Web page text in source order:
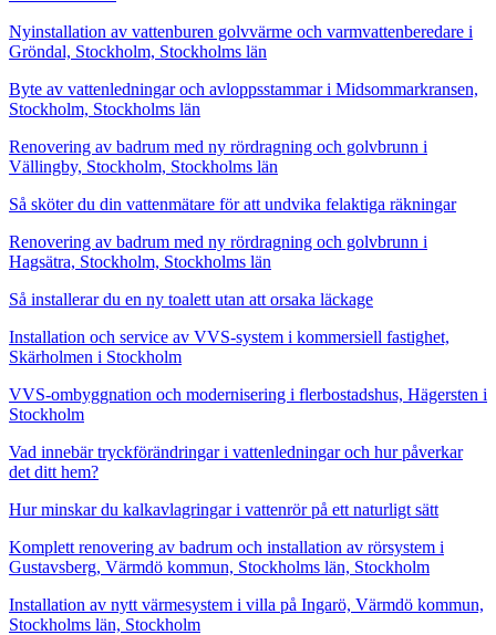
Nyinstallation av vattenburen golvvärme och varmvattenberedare i
Gröndal, Stockholm, Stockholms län
Byte av vattenledningar och avloppsstammar i Midsommarkransen,
Stockholm, Stockholms län
Renovering av badrum med ny rördragning och golvbrunn i
Vällingby, Stockholm, Stockholms län
Så sköter du din vattenmätare för att undvika felaktiga räkningar
Renovering av badrum med ny rördragning och golvbrunn i
Hagsätra, Stockholm, Stockholms län
Så installerar du en ny toalett utan att orsaka läckage
Installation och service av VVS-system i kommersiell fastighet,
Skärholmen i Stockholm
VVS-ombyggnation och modernisering i flerbostadshus, Hägersten i
Stockholm
Vad innebär tryckförändringar i vattenledningar och hur påverkar
det ditt hem?
Hur minskar du kalkavlagringar i vattenrör på ett naturligt sätt
Komplett renovering av badrum och installation av rörsystem i
Gustavsberg, Värmdö kommun, Stockholms län, Stockholm
Installation av nytt värmesystem i villa på Ingarö, Värmdö kommun,
Stockholms län, Stockholm